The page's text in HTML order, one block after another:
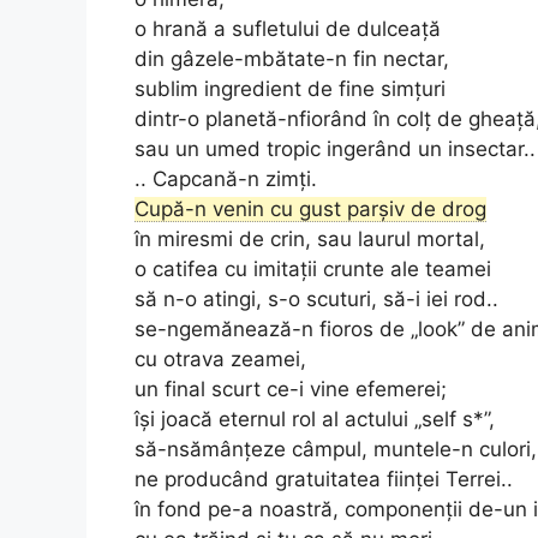
o hrană a sufletului de dulceață
din gâzele-mbătate-n fin nectar,
sublim ingredient de fine simțuri
dintr-o planetă-nfiorând în colț de
sau un umed tropic ingerând un insectar..
.. Capcană-n zimți.
Cupă-n venin cu gust parșiv de drog
în miresmi de crin, sau laurul mortal,
o catifea cu imitații crunte ale teamei
să n-o atingi, s-o scuturi, să-i iei rod..
se-ngemănează-n fioros de „look” de
cu otrava zeamei,
un final scurt ce-i vine efemerei;
își joacă eternul rol al actului „self s*”,
să-nsămânţeze câmpul, muntele-n culori,
ne producând gratuitatea fiinţei Terrei..
în fond pe-a noastră, componenţii de-un